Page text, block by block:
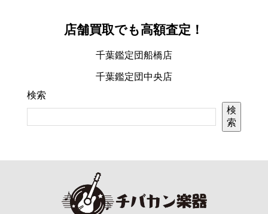
店舗買取でも高額査定！
千葉鑑定団船橋店
千葉鑑定団中央店
検索
検
索